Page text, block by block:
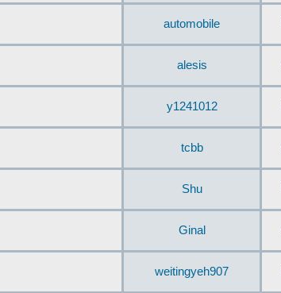
automobile
alesis
y1241012
tcbb
Shu
Ginal
weitingyeh907